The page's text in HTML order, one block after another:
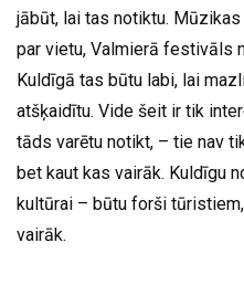
jābūt, lai tas notiktu.
par vietu, Valmierā festivāls
Kuldīgā tas būtu labi, lai
atšķaidītu. Vide šeit ir tik
tāds varētu notikt, – tie nav
bet kaut kas vairāk. Kuldīgu
kultūrai – būtu forši
vairāk.